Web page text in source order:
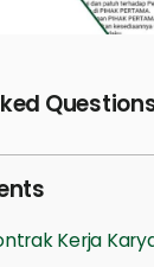
Kerja